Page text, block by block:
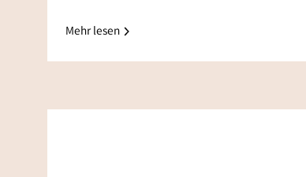
Mehr lesen